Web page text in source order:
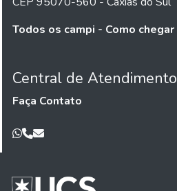
Todos os campi - Como chegar
Central de Atendimento
Faça Contato